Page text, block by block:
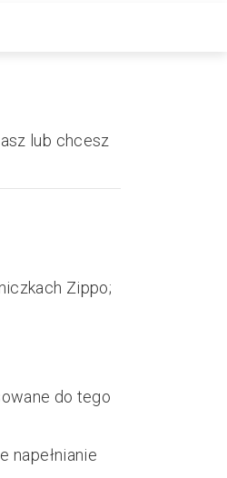
lub chcesz
Zippo;
do tego
napełnianie